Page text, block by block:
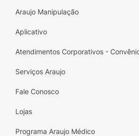
Araujo Manipulação
Aplicativo
Atendimentos Corporativos -
Serviços Araujo
Fale Conosco
Lojas
Programa Araujo Médico